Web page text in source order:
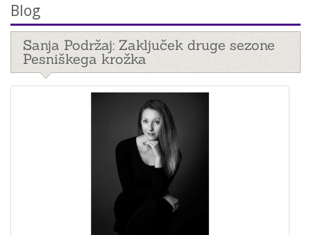
Blog
Sanja Podržaj: Zaključek druge sezone
Pesniškega krožka